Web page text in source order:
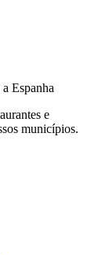
Espanha
e
municípios.